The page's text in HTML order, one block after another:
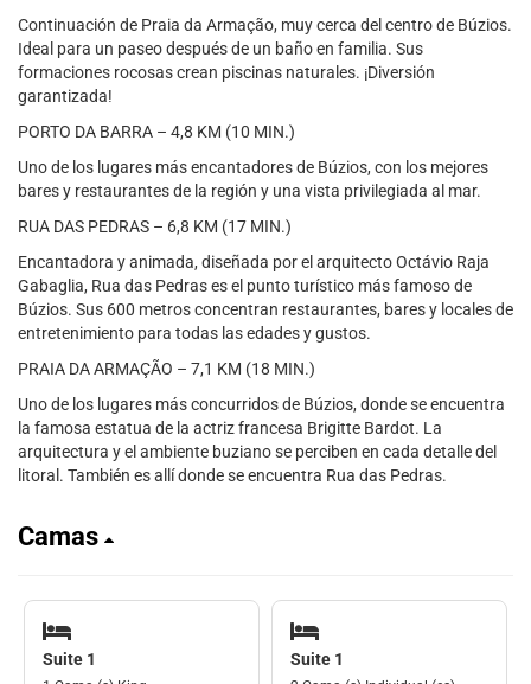
Continuación de Praia da Armação, muy cerca del centro de Búzios.
Ideal para un paseo después de un baño en familia. Sus
formaciones rocosas crean piscinas naturales. ¡Diversión
garantizada!
PORTO DA BARRA – 4,8 KM (10 MIN.)
Uno de los lugares más encantadores de Búzios, con los mejores
bares y restaurantes de la región y una vista privilegiada al mar.
RUA DAS PEDRAS – 6,8 KM (17 MIN.)
Encantadora y animada, diseñada por el arquitecto Octávio Raja
Gabaglia, Rua das Pedras es el punto turístico más famoso de
Búzios. Sus 600 metros concentran restaurantes, bares y locales de
entretenimiento para todas las edades y gustos.
PRAIA DA ARMAÇÃO – 7,1 KM (18 MIN.)
Uno de los lugares más concurridos de Búzios, donde se encuentra
la famosa estatua de la actriz francesa Brigitte Bardot. La
arquitectura y el ambiente buziano se perciben en cada detalle del
litoral. También es allí donde se encuentra Rua das Pedras.
Camas
Suite 1 Suite 1